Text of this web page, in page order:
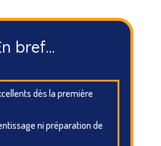
bref…
dès la première
ni préparation de